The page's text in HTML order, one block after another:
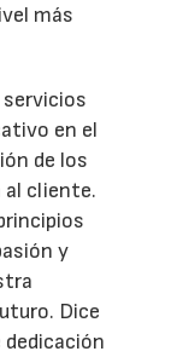
más
en el
de los
al cliente.
y
Dice